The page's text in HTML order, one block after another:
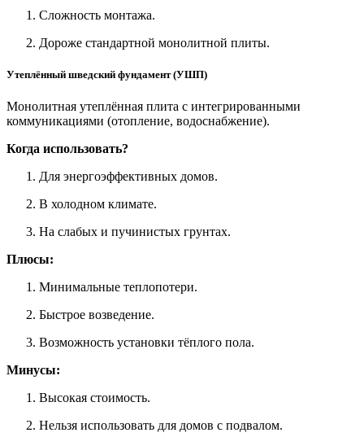
Сложность монтажа.
Дороже стандартной монолитной плиты.
Утеплённый шведский фундамент (УШП)
Монолитная утеплённая плита с интегрированными
коммуникациями (отопление, водоснабжение).
Когда использовать?
Для энергоэффективных домов.
В холодном климате.
На слабых и пучинистых грунтах.
Плюсы:
Минимальные теплопотери.
Быстрое возведение.
Возможность установки тёплого пола.
Минусы:
Высокая стоимость.
Нельзя использовать для домов с подвалом.